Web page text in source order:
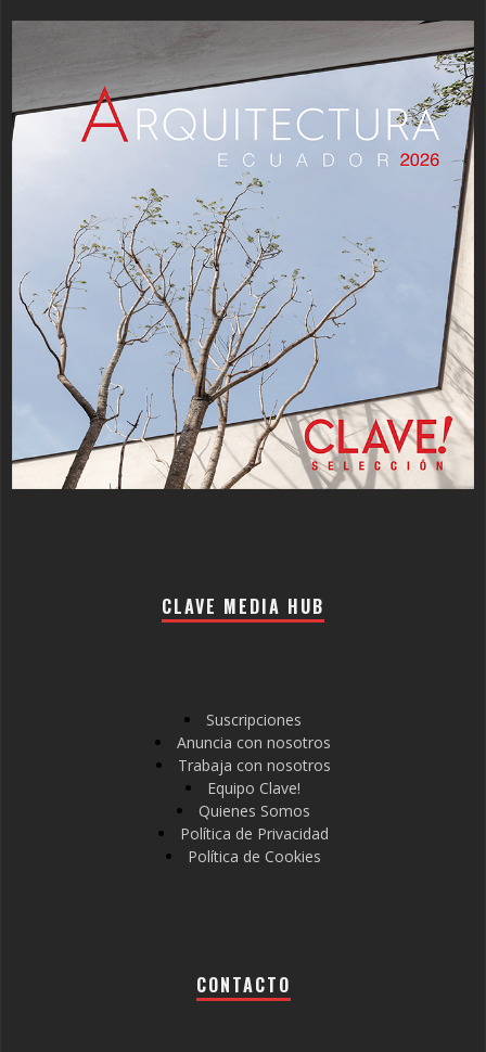
CLAVE MEDIA HUB
Suscripciones
Anuncia con nosotros
Trabaja con nosotros
Equipo Clave!
Quienes Somos
Política de Privacidad
Política de Cookies
CONTACTO